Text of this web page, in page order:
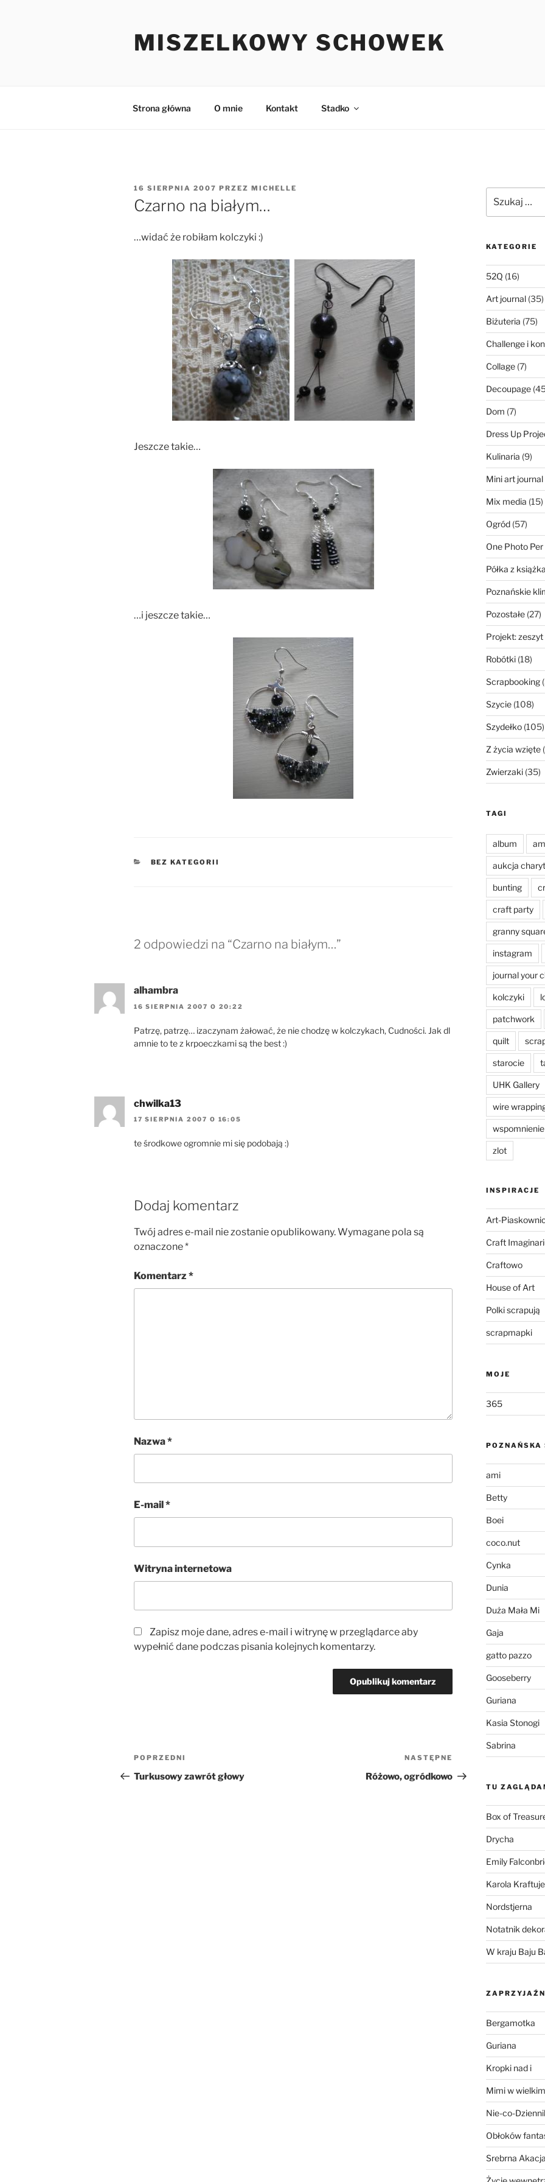
MISZELKOWY SCHOWEK
Strona główna O mnie Kontakt Stadko
OPUBLIKOWANE
W
16 SIERPNIA 2007 PRZEZ MICHELLE
Czarno na białym…
…widać że robiłam kolczyki :)
Jeszcze takie…
…i jeszcze takie…
KATEGORIE
BEZ KATEGORII
2 odpowiedzi na “Czarno na białym…”
alhambra
16 SIERPNIA 2007 O 20:22
Patrzę, patrzę… izaczynam żałować, że nie chodzę w kolczykach, Cudności. Jak dl
amnie to te z krpoeczkami są the best :)
chwilka13
17 SIERPNIA 2007 O 16:05
te środkowe ogromnie mi się podobają :)
Dodaj komentarz
Twój adres e-mail nie zostanie opublikowany.Wymagane pola są
oznaczone*
Komentarz *
Nazwa*
E-mail *
Witryna internetowa
Zapisz moje dane, adres e-mail i witrynę w przeglądarce aby
wypełnić dane podczas pisania kolejnych komentarzy.
Nawigacja
wpisu
Poprzedni
wpis
POPRZEDNI
Turkusowy zawrót głowy
Następny
wpis
NASTĘPNE
Różowo, ogródkowo
KATEGORIE
52Q (16)
Art journal(35)
Biżuteria (75)
Challenge i
Collage(7)
Decoupage
Dom (7)
Dress Up
Kulinaria (9)
Mini art
Mix media (15)
Ogród(57)
One Photo Per
Półka z
Poznańskie
Pozostałe(27)
Projekt: zeszyt
Robótki(18)
Scrapbooking
Szycie(108)
Szydełko(105)
Z życia wzięte
Zwierzaki(35)
TAGI
album
aukcja
bunting
craft party
granny
instagram
journal your
kolczyki
patchwork
quilt
starocie
UHK Gallery
wire
wspomnienie
zlot
INSPIRACJE
Art-
Craft
Craftowo
House of Art
Polki scrapują
scrapmapki
MOJE
365
POZNAŃSKA
ami
Betty
Boei
coco.nut
Cynka
Dunia
Duża Mała Mi
Gaja
gatto pazzo
Gooseberry
Guriana
Kasia Stonogi
Sabrina
TU
Box of
Drycha
Emily
Karola Kraftuje
Nordstjerna
Notatnik
W kraju Baju
Bergamotka
Guriana
Kropki nad i
Mimi w
Nie-co-
Obłoków
Srebrna Akacja